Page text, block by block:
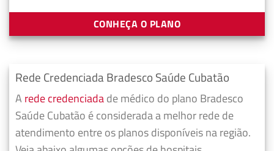
CONHEÇA O PLANO
Rede Credenciada Bradesco Saúde Cubatão
A rede credenciadade médico do plano Bradesco
Saúde Cubatão é considerada a melhor rede de
atendimento entre os planos disponíveis na região.